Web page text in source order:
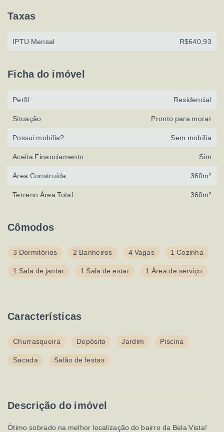
Cômodos
3 Dormitórios 2 Banheiros 4 Vagas 1 Cozinha
1 Sala de jantar 1 Sala de estar 1 Área de serviço
Características
Churrasqueira Depósito Jardim Piscina
Sacada Salão de festas
Descrição do imóvel
Ótimo sobrado na melhor localização do bairro da Bela Vista!
Taxas
IPTU Mensal R$640,93
Ficha do imóvel
Perfil Residencial
Situação Pronto para morar
Possui mobília? Sem mobília
Aceita Financiamento Sim
Área Construída 360m²
Terreno Área Total 360m²